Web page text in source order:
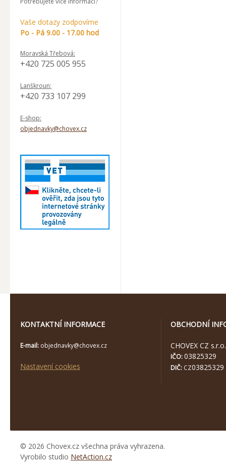
Vaše dotazy zodpovíme
Po - Pá 9.00 - 17.00 hod
Moravská Třebová:
+420 725 005 955
Lanškroun:
+420 733 107 299
E-shop:
objednavky@chovex.cz
KONTAKTNÍ INFORMACE
E-mail: objednavky@chovex.cz
Nastavení cookies
OBCHODNÍ
CHOVEX CZ s.r.o.
IČO:03825329
DIČ: CZ03825329
© 2026 Chovex.cz všechna práva vyhrazena.
Vyrobilo studio NetAction.cz